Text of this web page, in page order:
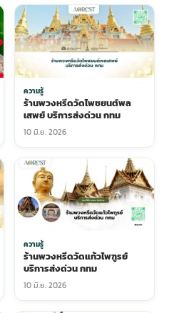
ความรู้
ร้านพวงหรีดวัดไพชยนต์พล
เสพย์ บริการส่งด่วน กทม
10 มิ.ย. 2026
ความรู้
ร้านพวงหรีดวัดแก้วไพฑูรย์
บริการส่งด่วน กทม
10 มิ.ย. 2026